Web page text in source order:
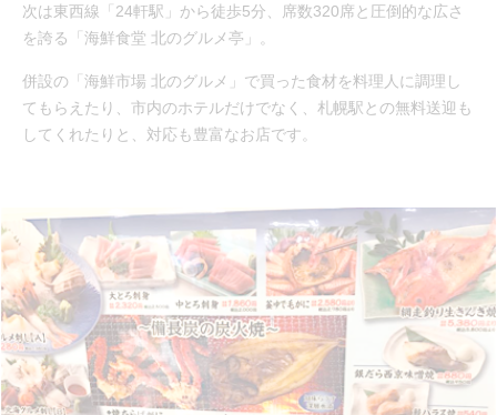
次は東西線「24軒駅」から徒歩5分、席数320席と圧倒的な広さ
を誇る「海鮮食堂 北のグルメ亭」。
併設の「海鮮市場 北のグルメ」で買った食材を料理人に調理し
てもらえたり、市内のホテルだけでなく、札幌駅との無料送迎も
してくれたりと、対応も豊富なお店です。